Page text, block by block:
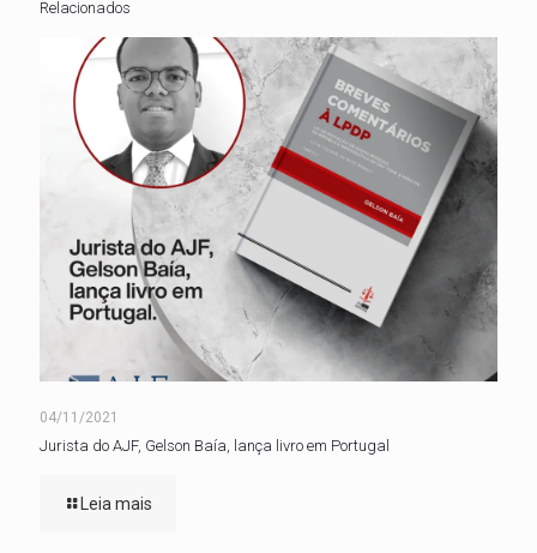
Relacionados
04/11/2021
Jurista do AJF, Gelson Baía, lança livro em Portugal
Leia mais